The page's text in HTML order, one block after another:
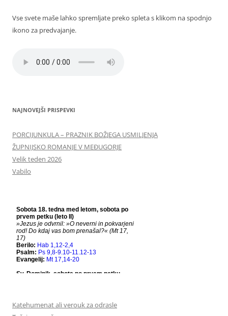
Vse svete maše lahko spremljate preko spleta s klikom na spodnjo
ikono za predvajanje.
NAJNOVEJŠI PRISPEVKI
PORCIJUNKULA – PRAZNIK BOŽJEGA USMILJENJA
ŽUPNIJSKO ROMANJE V MEĐUGORJE
Velik teden 2026
Vabilo
Katehumenat ali verouk za odrasle